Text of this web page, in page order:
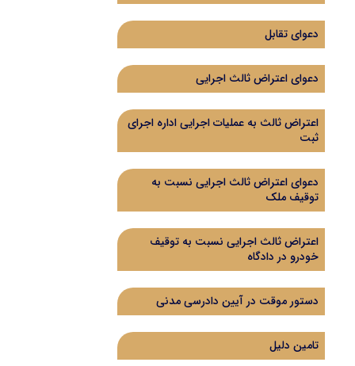
دعوای تقابل
دعوای اعتراض ثالث اجرایی
اعتراض ثالث به عملیات اجرایی اداره اجرای
ثبت
دعوای اعتراض ثالث اجرایی نسبت به
توقیف ملک
اعتراض ثالث اجرایی نسبت به توقیف
خودرو در دادگاه
دستور موقت در آیین دادرسی مدنی
تامین دلیل